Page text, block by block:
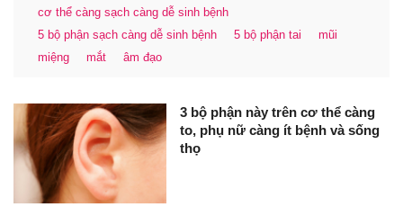
cơ thể càng sạch càng dễ sinh bệnh
5 bộ phận sạch càng dễ sinh bệnh
5 bộ phận tai
mũi
miệng
mắt âm đạo
3 bộ phận này trên cơ thể càng
to, phụ nữ càng ít bệnh và sống
thọ